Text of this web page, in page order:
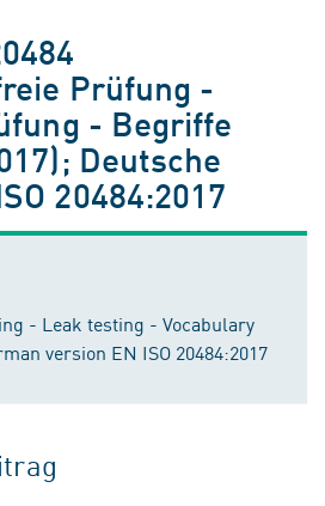
Prüfung -
- Begriffe
Deutsche
20484:2017
- Leak testing - Vocabulary
version EN ISO 20484:2017